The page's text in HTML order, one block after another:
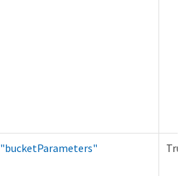
"bucketParameters" True